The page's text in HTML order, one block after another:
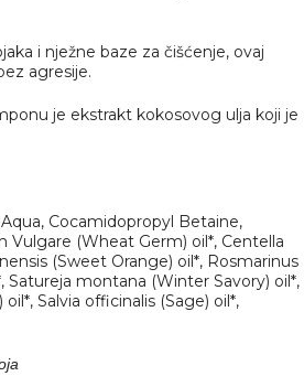
i nježne baze za čišćenje, ovaj
agresije.
je ekstrakt kokosovog ulja koji je
Cocamidopropyl Betaine,
Vulgare (Wheat Germ) oil*, Centella
(Sweet Orange) oil*, Rosmarinus
Satureja montana (Winter Savory) oil*,
Salvia officinalis (Sage) oil*,